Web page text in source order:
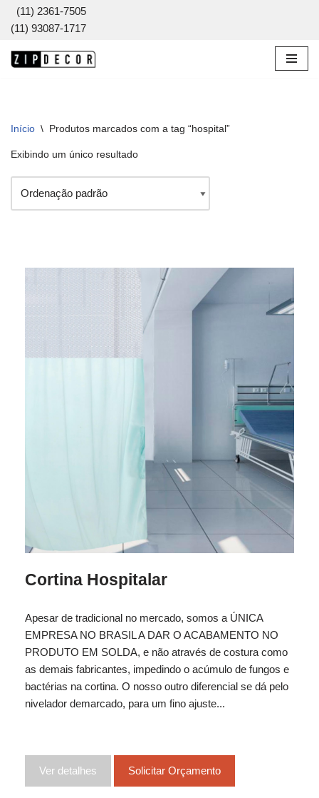
Pular
para
(11) 2361-7505
(11) 93087-1717
Início \ Produtos marcados com a tag “hospital”
Exibindo um único resultado
Cortina Hospitalar
Apesar de tradicional no mercado, somos a ÚNICA
EMPRESA NO BRASIL A DAR O ACABAMENTO NO
PRODUTO EM SOLDA, e não através de costura como
as demais fabricantes, impedindo o acúmulo de fungos e
bactérias na cortina. O nosso outro diferencial se dá pelo
nivelador demarcado, para um fino ajuste...
Ver detalhes Solicitar Orçamento